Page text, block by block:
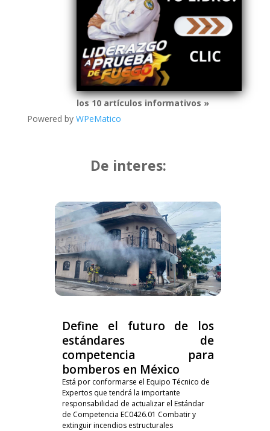
los 10 artículos informativos »
Powered by WPeMatico
De interes:
Define el futuro de los
estándares de
competencia para
bomberos en México
Está por conformarse el Equipo Técnico de
Expertos que tendrá la importante
responsabilidad de actualizar el Estándar
de Competencia EC0426.01 Combatir y
extinguir incendios estructurales